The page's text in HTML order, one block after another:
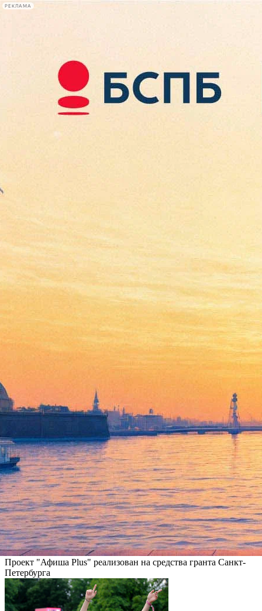
РЕКЛАМА
Сегодня:
2026.08.10
08:14
Афиша Plus
Театр "Балтийский дом"
продает билеты на все места
по единой цене
Версия для печати
Театр-фестиваль "Балтийский дом" 17 ноября объявляет
акцию «Все билеты по одной цене». Это означает, что в этот
день желающие смогут приобрести билеты на вечерние
спектакли «Балтийского дома» на большой сцене по единой
цене – 500 рублей, вне зависимости от качестве места. Акция
распространяется на спектакли, которые будут показаны с 17
ноября по 31 декабря.
500-рублевые билеты ждут зрителей в кассах города и кассе
"Балтийского дома" с 12.00 до 19.00 17 ноября.
Фонтанка.ру
Проект "Афиша Plus" реализован на средства гранта Санкт-
Петербурга